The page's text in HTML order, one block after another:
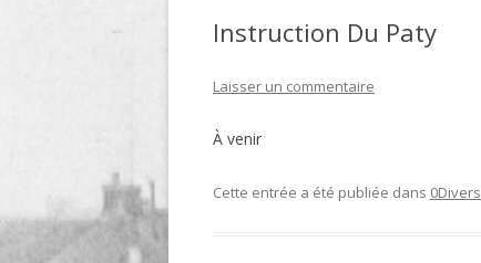
D
Instruction Du Paty
Laisser un commentaire
À venir
Cette entrée a été publiée dans 0Divers